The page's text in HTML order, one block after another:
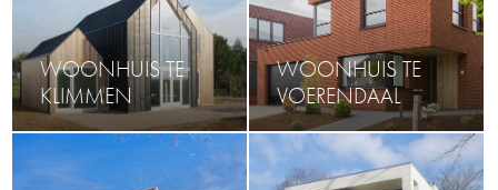
WOONHUIS TE
KLIMMEN
WOONHUIS TE
VOERENDAAL